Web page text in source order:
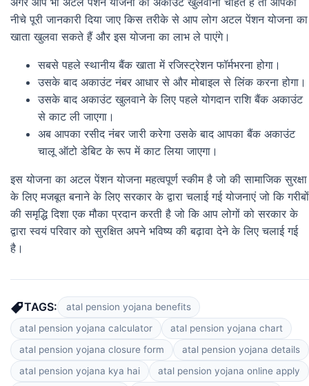
नीचे पूरी जानकारी दिया जाए किस तरीके से आप लोग अटल पेंशन योजना का
खाता खुलवा सकते हैं और इस योजना का लाभ ले पाएंगे।
सबसे पहले स्थानीय बैंक खाता में रजिस्ट्रेशन फॉर्मभरना होगा।
उसके बाद अकाउंट नंबर आधार से और मोबाइल से लिंक करना होगा।
उसके बाद अकाउंट खुलवाने के लिए पहले योगदान राशि बैंक अकाउंट
से काट ली जाएगा।
अब आपका रसीद नंबर जारी करेगा उसके बाद आपका बैंक अकाउंट
चालू ऑटो डेबिट के रूप में काट लिया जाएगा।
इस योजना का अटल पेंशन योजना महत्वपूर्ण स्कीम है जो की सामाजिक सुरक्षा
के लिए मजबूत बनाने के लिए सरकार के द्वारा चलाई गई योजनाएं जो कि गरीबों
की समृद्धि दिशा एक मौका प्रदान करती है जो कि आप लोगों को सरकार के
द्वारा स्वयं परिवार को सुरक्षित अपने भविष्य की बढ़ावा देने के लिए चलाई गई
है।
TAGS:
atal pension yojana benefits
atal pension yojana calculator
atal pension yojana chart
atal pension yojana closure form
atal pension yojana details
atal pension yojana kya hai
atal pension yojana online apply